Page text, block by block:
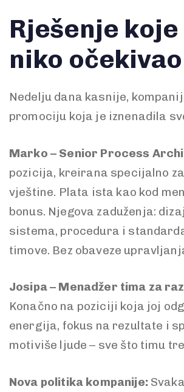
Rješenje
niko očekivao
Nedelju dana kasnije,
promociju koja je iznenadila
Marko – Senior Process
pozicija, kreirana specijalno
vještine. Plata ista kao kod
bonus. Njegova zaduženja:
sistema, procedura i
timove. Bez obaveze
Josipa – Menadžer tima za
Konačno na poziciji koja joj
energija, fokus na rezultate i
motiviše ljude – sve što timu
Nova politika kompanije: